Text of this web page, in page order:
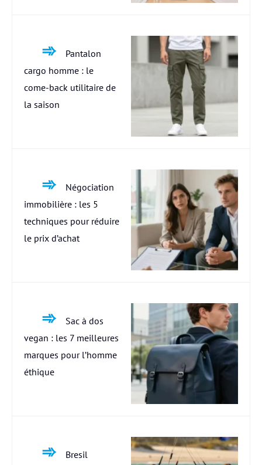
Pantalon
cargo homme : le
come-back utilitaire de
la saison
Négociation
immobilière : les 5
techniques pour réduire
le prix d’achat
Sac à dos
vegan : les 7 meilleures
marques pour l’homme
éthique
Bresil